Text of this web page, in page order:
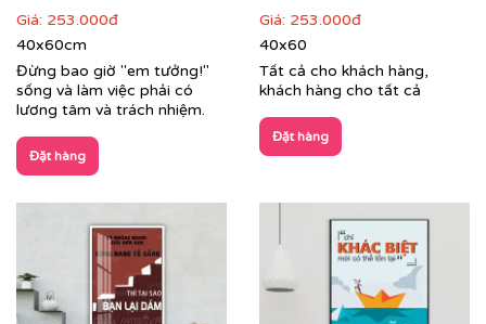
Giá: 253.000đ
40x60cm
Đừng bao giờ "em tưởng!"
sống và làm việc phải có
lương tâm và trách nhiệm.
Đặt hàng
Giá: 253.000đ
40x60
Tất cả cho khách hàng,
khách hàng cho tất cả
Đặt hàng